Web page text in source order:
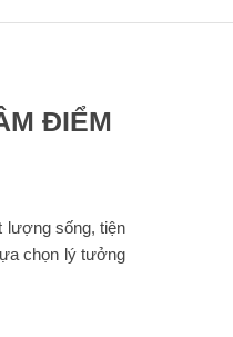
ĐIỂM
lượng sống, tiện
chọn lý tưởng